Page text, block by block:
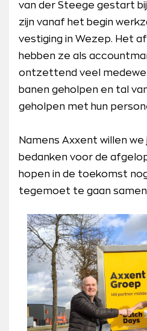
van der Steege gestart
zijn vanaf het begin
vestiging in Wezep. Het
hebben ze als
ontzettend veel
banen geholpen en tal
geholpen met hun
Namens Axxent willen we
bedanken voor de
hopen in de toekomst
tegemoet te gaan